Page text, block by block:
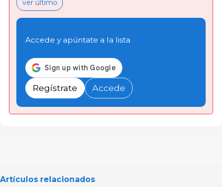
ver último
Accede y apúntate a la lista
Regístrate Accede
Artículos relacionados